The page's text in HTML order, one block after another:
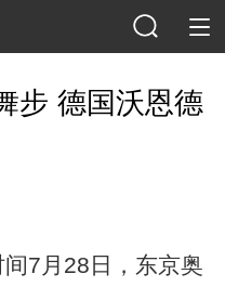
步 德国沃恩德
7月28日，东京奥